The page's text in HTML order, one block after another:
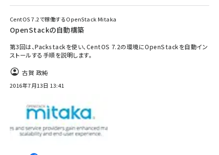
CentOS 7.2で稼働するOpenStack Mitaka
OpenStackの自動構築
第3回は、Packstackを使い、CentOS 7.2の環境にOpenStackを自動イン
ストールする手順を説明します。
古賀 政純
2016年7月13日 13:41